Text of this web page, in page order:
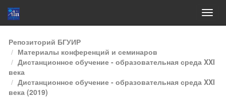
Skip
navigation
Репозиторий БГУИР
Материалы конференций и семинаров
Дистанционное обучение - образовательная среда XXI
века
Дистанционное обучение - образовательная среда XXI
века (2019)